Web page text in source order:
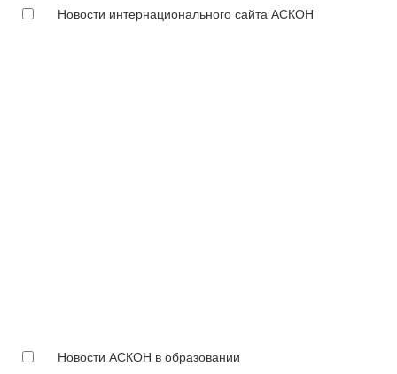
Новости интернационального сайта АСКОН
Новости АСКОН в образовании